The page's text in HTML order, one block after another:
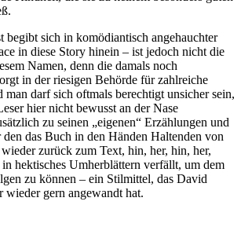
begibt sich in komödiantisch angehauchter
in diese Story hinein – ist jedoch nicht die
Namen, denn die damals noch
in der riesigen Behörde für zahlreiche
man darf sich oftmals berechtigt unsicher sein,
hier nicht bewusst an der Nase
zu seinen „eigenen“ Erzählungen und
den das Buch in den Händen Haltenden von
zurück zum Text, hin, her, hin, her,
in hektisches Umherblättern verfällt, um dem
zu können – ein Stilmittel, das David
wieder gern angewandt hat.